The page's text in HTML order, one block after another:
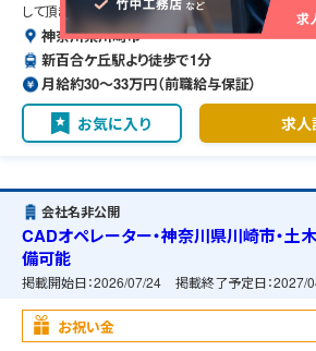
して頂きます。
神奈川県川崎市
新百合ケ丘駅より徒歩で1分
月給約30〜33万円（前職給与保証）
お気に入り 求人
会社名非公開
CADオペレーター・神奈川県川崎市・土
備可能
掲載開始日：2026/07/24 掲載終了予定日：2027/
お祝い金